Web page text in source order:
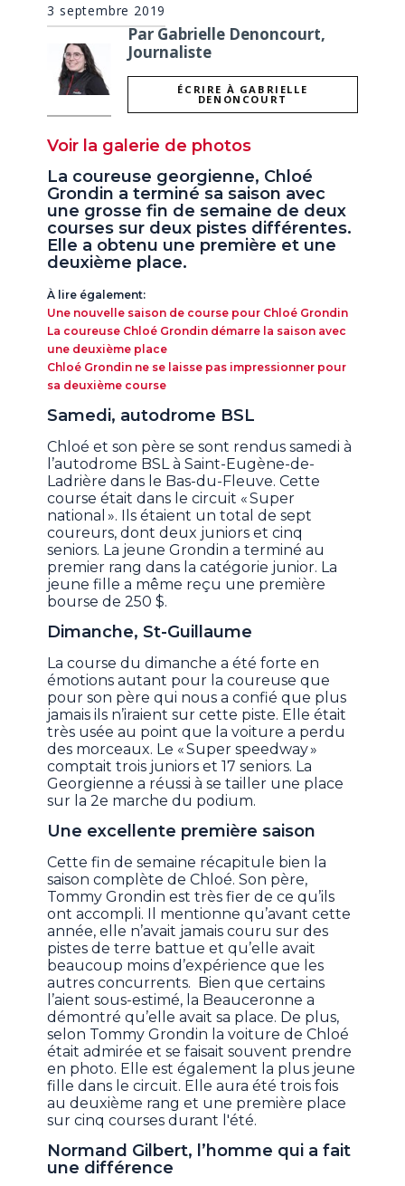
3 septembre 2019
Par Gabrielle Denoncourt,
Journaliste
ÉCRIRE À GABRIELLE
DENONCOURT
Voir la galerie de photos
La coureuse georgienne, Chloé
Grondin a terminé sa saison avec
une grosse fin de semaine de deux
courses sur deux pistes différentes.
Elle a obtenu une première et une
deuxième place.
À lire également:
Une nouvelle saison de course pour Chloé Grondin
La coureuse Chloé Grondin démarre la saison avec
une deuxième place​
Chloé Grondin ne se laisse pas impressionner pour
sa deuxième course​
Samedi, autodrome BSL
Chloé et son père se sont rendus samedi à
l’autodrome BSL à Saint-Eugène-de-
Ladrière dans le Bas-du-Fleuve. Cette
course était dans le circuit « Super
national ». Ils étaient un total de sept
coureurs, dont deux juniors et cinq
seniors. La jeune Grondin a terminé au
premier rang dans la catégorie junior. La
jeune fille a même reçu une première
bourse de 250 $.
Dimanche, St-Guillaume
La course du dimanche a été forte en
émotions autant pour la coureuse que
pour son père qui nous a confié que plus
jamais ils n’iraient sur cette piste. Elle était
très usée au point que la voiture a perdu
des morceaux. Le « Super speedway »
comptait trois juniors et 17 seniors. La
Georgienne a réussi à se tailler une place
sur la 2e marche du podium.
Une excellente première saison
Cette fin de semaine récapitule bien la
saison complète de Chloé. Son père,
Tommy Grondin est très fier de ce qu’ils
ont accompli. Il mentionne qu’avant cette
année, elle n’avait jamais couru sur des
pistes de terre battue et qu’elle avait
beaucoup moins d’expérience que les
autres concurrents. Bien que certains
l’aient sous-estimé, la Beauceronne a
démontré qu’elle avait sa place. De plus,
selon Tommy Grondin la voiture de Chloé
était admirée et se faisait souvent prendre
en photo. Elle est également la plus jeune
fille dans le circuit. Elle aura été trois fois
au deuxième rang et une première place
sur cinq courses durant l'été.
Normand Gilbert, l’homme qui a fait
une différence